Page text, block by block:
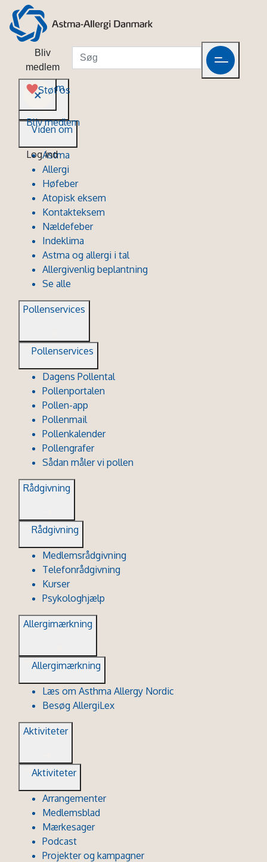
Bliv
medlem
Støt os
Bliv medlem
Log ind
Viden om
Viden om
Astma
Allergi
Høfeber
Atopisk eksem
Kontakteksem
Nældefeber
Indeklima
Astma og allergi i tal
Allergivenlig beplantning
Se alle
Pollenservices
Pollenservices
Dagens Pollental
Pollenportalen
Pollen-app
Pollenmail
Pollenkalender
Pollengrafer
Sådan måler vi pollen
Rådgivning
Rådgivning
Medlemsrådgivning
Telefonrådgivning
Kurser
Psykologhjælp
Allergimærkning
Allergimærkning
Læs om Asthma Allergy Nordic
Besøg AllergiLex
Aktiviteter
Aktiviteter
Arrangementer
Medlemsblad
Mærkesager
Podcast
Projekter og kampagner